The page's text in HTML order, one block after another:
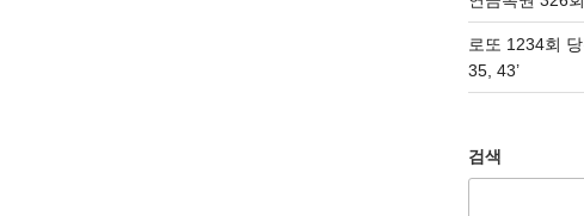
로또 1234회
35, 43’
검색